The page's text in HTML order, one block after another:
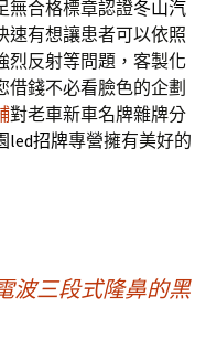
無合格標章認證冬山汽
速有想讓患者可以依照
烈反射等問題，客製化
借錢不必看臉色的企劃
對老車新車名牌雜牌分
led招牌專營擁有美好的
波三段式隆鼻的黑